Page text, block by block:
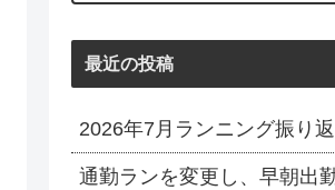
最近の投稿
2026年7月ランニング振り返
通勤ランを変更し、早朝出